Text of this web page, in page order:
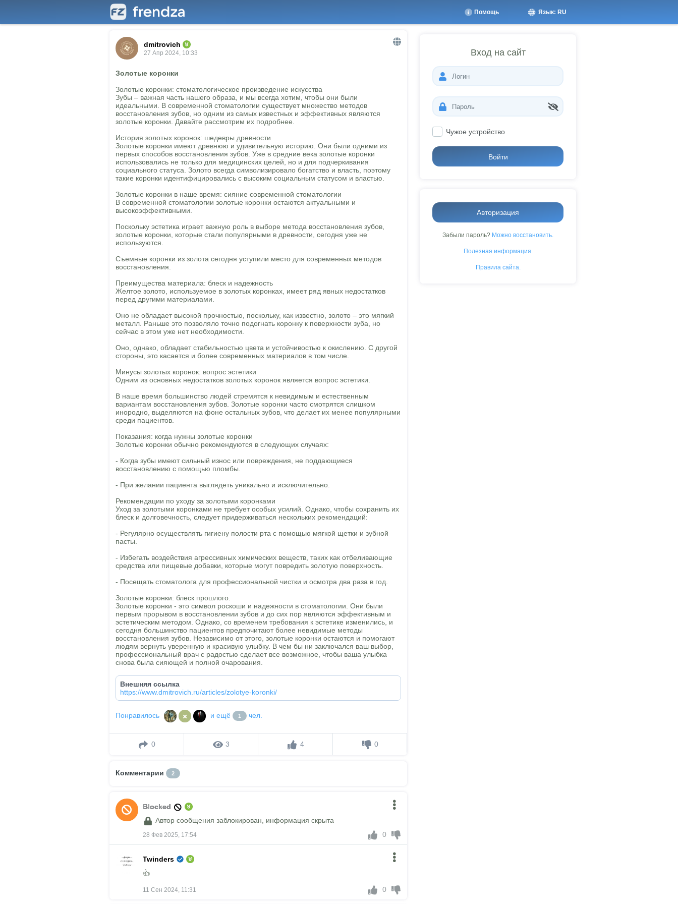
Язык: RU
Помощь
dmitrovich
27 Апр 2024, 10:33
Золотые коронки
Золотые коронки: стоматологическое произведение искусства
Зубы – важная часть нашего образа, и мы всегда хотим, чтобы они были
идеальными. В современной стоматологии существует множество методов
восстановления зубов, но одним из самых известных и эффективных являются
золотые коронки. Давайте рассмотрим их подробнее.
История золотых коронок: шедевры древности
Золотые коронки имеют древнюю и удивительную историю. Они были одними из
первых способов восстановления зубов. Уже в средние века золотые коронки
использовались не только для медицинских целей, но и для подчеркивания
социального статуса. Золото всегда символизировало богатство и власть, поэтому
такие коронки идентифицировались с высоким социальным статусом и властью.
Золотые коронки в наше время: сияние современной стоматологии
В современной стоматологии золотые коронки остаются актуальными и
высокоэффективными.
Поскольку эстетика играет важную роль в выборе метода восстановления зубов,
золотые коронки, которые стали популярными в древности, сегодня уже не
используются.
Съемные коронки из золота сегодня уступили место для современных методов
восстановления.
Преимущества материала: блеск и надежность
Желтое золото, используемое в золотых коронках, имеет ряд явных недостатков
перед другими материалами.
Оно не обладает высокой прочностью, поскольку, как известно, золото – это мягкий
металл. Раньше это позволяло точно подогнать коронку к поверхности зуба, но
сейчас в этом уже нет необходимости.
Оно, однако, обладает стабильностью цвета и устойчивостью к окислению. С другой
стороны, это касается и более современных материалов в том числе.
Минусы золотых коронок: вопрос эстетики
Одним из основных недостатков золотых коронок является вопрос эстетики.
В наше время большинство людей стремятся к невидимым и естественным
вариантам восстановления зубов. Золотые коронки часто смотрятся слишком
инородно, выделяются на фоне остальных зубов, что делает их менее популярными
среди пациентов.
Показания: когда нужны золотые коронки
Золотые коронки обычно рекомендуются в следующих случаях:
- Когда зубы имеют сильный износ или повреждения, не поддающиеся
восстановлению с помощью пломбы.
- При желании пациента выглядеть уникально и исключительно.
Рекомендации по уходу за золотыми коронками
Уход за золотыми коронками не требует особых усилий. Однако, чтобы сохранить их
блеск и долговечность, следует придерживаться нескольких рекомендаций:
- Регулярно осуществлять гигиену полости рта с помощью мягкой щетки и зубной
пасты.
- Избегать воздействия агрессивных химических веществ, таких как отбеливающие
средства или пищевые добавки, которые могут повредить золотую поверхность.
- Посещать стоматолога для профессиональной чистки и осмотра два раза в год.
Золотые коронки: блеск прошлого.
Золотые коронки - это символ роскоши и надежности в стоматологии. Они были
первым прорывом в восстановлении зубов и до сих пор являются эффективным и
эстетическим методом. Однако, со временем требования к эстетике изменились, и
сегодня большинство пациентов предпочитают более невидимые методы
восстановления зубов. Независимо от этого, золотые коронки остаются и помогают
людям вернуть уверенную и красивую улыбку. В чем бы ни заключался ваш выбор,
профессиональный врач с радостью сделает все возможное, чтобы ваша улыбка
снова была сияющей и полной очарования.
Внешняя ссылка
https://www.dmitrovich.ru/articles/zolotye-koronki/
Понравилось и ещё 1 чел.
0 3 4 0
Комментарии 2
Blocked
Автор сообщения заблокирован, информация скрыта
28 Фев 2025, 17:54 0
Twinders
👍
11 Сен 2024, 11:31 0
Вход на сайт
Чужое устройство
Войти
Авторизация
Забыли пароль? Можно восстановить.
Полезная информация.
Правила сайта.